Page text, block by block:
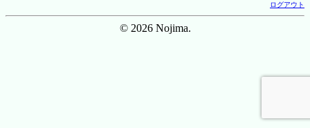
ログアウト
© 2026 Nojima.